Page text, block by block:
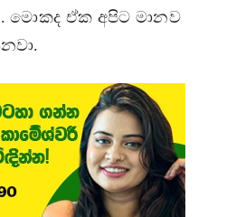
ඒක අපිට මානව